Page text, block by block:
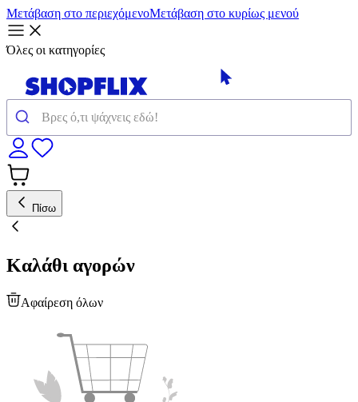
Μετάβαση στο περιεχόμενοΜετάβαση στο κυρίως μενού
Όλες οι κατηγορίες
Πίσω
Καλάθι αγορών
Αφαίρεση όλων